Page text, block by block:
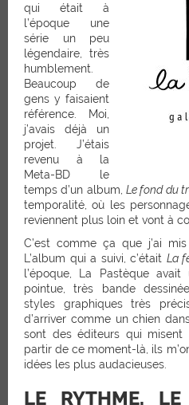
qui était à
l’époque une
série un peu
légendaire, très
humblement.
Beaucoup de
gens y faisaient
référence. Moi,
j’avais déjà un
projet. J’étais
revenu à la
Meta-BD le
temps d’un album, Le fond du
temporalité, où les
reviennent plus loin et vont à
C’est comme ça que j’ai
L’album qui a suivi, c’était La
l’époque, La Pastèque
pointue, très bande
styles graphiques très
d’arriver comme un chien
sont des éditeurs qui misent
partir de ce moment-là, ils
idées les plus audacieuses.
LE RYTHME,